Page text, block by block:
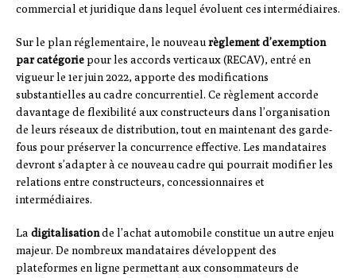
commercial et juridique dans lequel évoluent ces intermédiaires.
Sur le plan réglementaire, le nouveaurèglement d’exemption
par catégoriepour les accords verticaux (RECAV), entré en
vigueur le 1er juin 2022, apporte des modifications
substantielles au cadre concurrentiel. Ce règlement accorde
davantage de flexibilité aux constructeurs dans l’organisation
de leurs réseaux de distribution, tout en maintenant des garde-
fous pour préserver la concurrence effective. Les mandataires
devront s’adapter à ce nouveau cadre qui pourrait modifier les
relations entre constructeurs, concessionnaires et
intermédiaires.
La digitalisationde l’achat automobile constitue un autre enjeu
majeur. De nombreux mandataires développent des
plateformes en ligne permettant aux consommateurs de